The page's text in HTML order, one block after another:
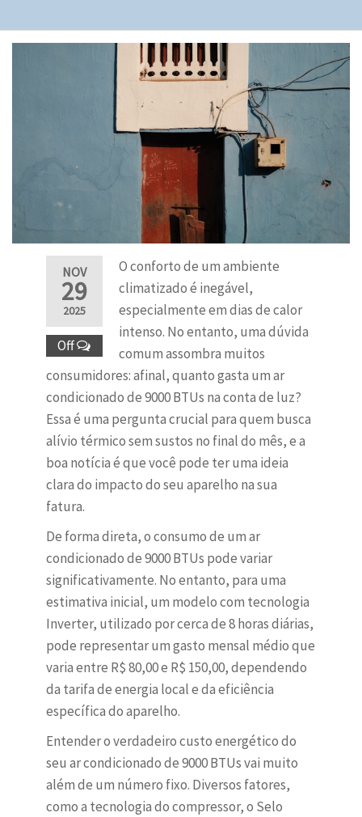
NOV
29
2025
Off
O conforto de um ambiente
climatizado é inegável,
especialmente em dias de calor
intenso. No entanto, uma dúvida
comum assombra muitos
consumidores: afinal, quanto gasta um ar
condicionado de 9000 BTUs na conta de luz?
Essa é uma pergunta crucial para quem busca
alívio térmico sem sustos no final do mês, e a
boa notícia é que você pode ter uma ideia
clara do impacto do seu aparelho na sua
fatura.
De forma direta, o consumo de um ar
condicionado de 9000 BTUs pode variar
significativamente. No entanto, para uma
estimativa inicial, um modelo com tecnologia
Inverter, utilizado por cerca de 8 horas diárias,
pode representar um gasto mensal médio que
varia entre R$ 80,00 e R$ 150,00, dependendo
da tarifa de energia local e da eficiência
específica do aparelho.
Entender o verdadeiro custo energético do
seu ar condicionado de 9000 BTUs vai muito
além de um número fixo. Diversos fatores,
como a tecnologia do compressor, o Selo